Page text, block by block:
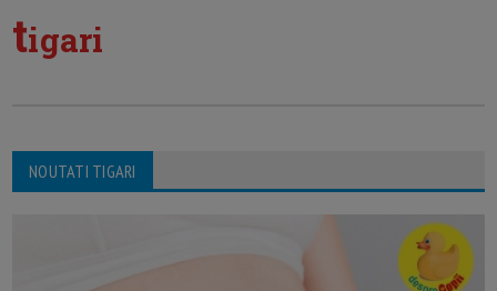
tigari
NOUTATI TIGARI